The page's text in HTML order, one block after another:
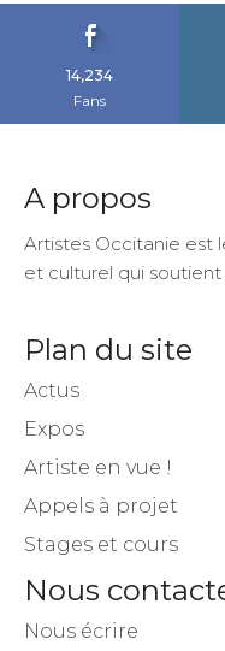
14,234
Fans
A propos
Artistes Occitanie est
et culturel qui
Plan du site
Actus
Expos
Artiste en vue !
Appels à projet
Stages et cours
Nous
Nous écrire